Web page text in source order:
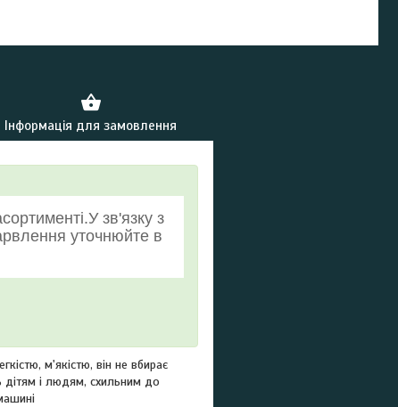
Інформація для замовлення
зв'язку з
уточнюйте в
м'якістю, він не вбирає
дітям і людям, схильним до